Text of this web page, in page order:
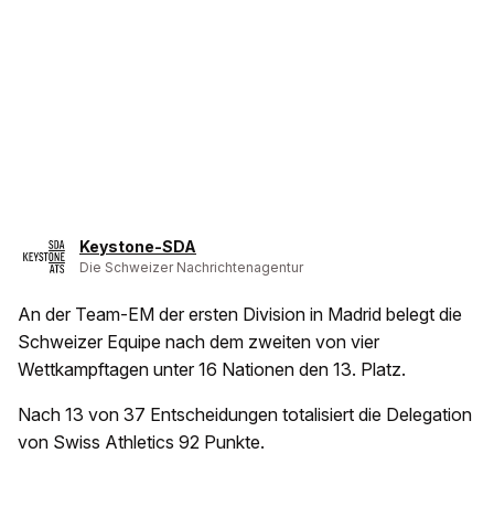
Keystone-SDA
Die Schweizer Nachrichtenagentur
An der Team-EM der ersten Division in Madrid belegt die
Schweizer Equipe nach dem zweiten von vier
Wettkampftagen unter 16 Nationen den 13. Platz.
Nach 13 von 37 Entscheidungen totalisiert die Delegation
von Swiss Athletics 92 Punkte.